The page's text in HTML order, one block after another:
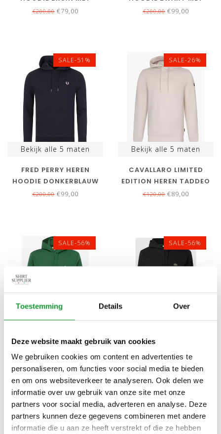
Toestemming Details Over
Deze website maakt gebruik van cookies
We gebruiken cookies om content en advertenties te
personaliseren, om functies voor social media te bieden
en om ons websiteverkeer te analyseren. Ook delen we
informatie over uw gebruik van onze site met onze
partners voor social media, adverteren en analyse. Deze
partners kunnen deze gegevens combineren met andere
informatie die u aan ze heeft verstrekt of die ze hebben
CAPOUCHON
€200,00€79,00
CAPOUCHON
€200,00€99,00
SALE-51%
Bekijk alle 5 maten
FRED PERRY HEREN
HOODIE DONKERBLAUW
MET CAPUCHON
€200,00€99,00
SALE-26%
Bekijk alle 5 maten
CAVALLARO LIMITED
EDITION HEREN TADDEO
HOODIE KIT
€120,00€89,00
SALE-56%
LACOSTE LACOSTE
HOODIE MET CAPUCHON
FLESSEN GROEN
€89,00
SALE-56%
LACOSTE LACOSTE
HOODIE MET CAPUCHON
€200,00 €89,00
SALE-56% SALE-56%